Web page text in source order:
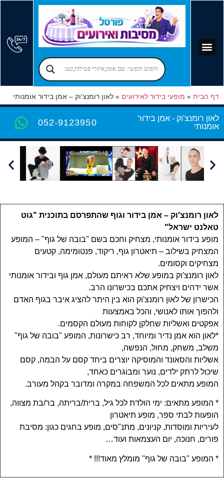
דף הבית » מופעי בידור לאירועים » לאון רומנצ’וק – אמן בידור אומנותי
לאון רומנצ'וק - אמן בידור
אומנותי
052-9123950
לאון רומנצ'וק – אמן בידור וגוף שהתפרסם בתוכנית "גוט
טאלנט ישראל"
מופע בידור אומנותי, מצחיק וחכם בשם "בובה של גוף" – המופע
המצחיק בשילוב – תיאטרון גוף, ריקוד, פנטומימה, קטעים
מצחיקים וקסומים.
לאון רומנצ'וק במופע שלא ראיתם מעולם, אמן גוף ובידור אומנותי
אשר ידהים ויצחיק אתכם בכישרונו הרב.
הכישרון של לאון רומנצ'וק הוא בין היתר להציג איבר בגוף האדם
ולהפוך אותו לאנושי, והכל באמצעות
אפקטים ואשליות שחלקן לקוחות מעולם הקסמים.
*לאון הוא אמן נדיר ומיוחד, רב כישרונות, המופע "בובה של גוף"
משלב, משחק, מחול, הנפשה,
אשליות והסאונד והמוסיקה יוצרים ביחד קסם על הבמה, קסם
שיכול לרתק ילדים, נוער ומבוגרים כאחד,
המופע מתאים לכל המשפחה במקרה ומדובר בקהל מעורב.
* המופע מתאים: ימי הולדת לכל גיל, ברית/בריתה, בר/בת מצווה,
הופעות לבתי ספר, מופע תיאטרון
לעיריות ומוסדות, קניונים, מתנ"סים, מופע בחגים כגון: מסיבת
פורים, חנוכה, יום העצמאות ועוד…
* המופע "בובה של גוף" מומלץ מאוד!!! *